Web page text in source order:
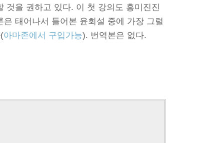
것을 권하고 있다. 이 첫 강의도 흥미진진
태어나서 들어본 윤회설 중에 가장 그럴
아마존에서 구입가능). 번역본은 없다.